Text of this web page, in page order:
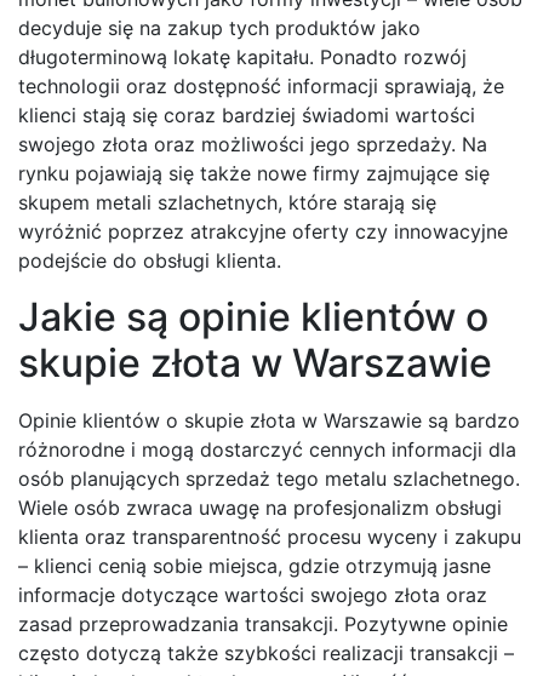
decyduje się na zakup tych produktów jako
długoterminową lokatę kapitału. Ponadto rozwój
technologii oraz dostępność informacji sprawiają, że
klienci stają się coraz bardziej świadomi wartości
swojego złota oraz możliwości jego sprzedaży. Na
rynku pojawiają się także nowe firmy zajmujące się
skupem metali szlachetnych, które starają się
wyróżnić poprzez atrakcyjne oferty czy innowacyjne
podejście do obsługi klienta.
Jakie są opinie klientów o
skupie złota w Warszawie
Opinie klientów o skupie złota w Warszawie są bardzo
różnorodne i mogą dostarczyć cennych informacji dla
osób planujących sprzedaż tego metalu szlachetnego.
Wiele osób zwraca uwagę na profesjonalizm obsługi
klienta oraz transparentność procesu wyceny i zakupu
– klienci cenią sobie miejsca, gdzie otrzymują jasne
informacje dotyczące wartości swojego złota oraz
zasad przeprowadzania transakcji. Pozytywne opinie
często dotyczą także szybkości realizacji transakcji –